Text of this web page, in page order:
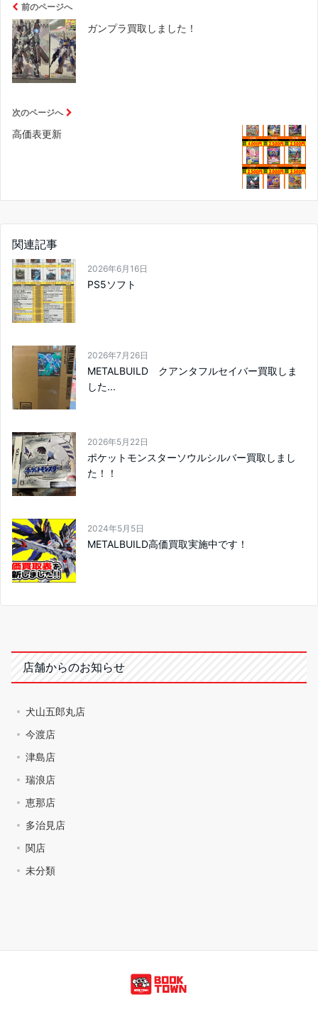
前のページへ
ガンプラ買取しました！
次のページへ
高価表更新
関連記事
2026年6月16日
PS5ソフト
2026年7月26日
METALBUILD クアンタフルセイバー買取しま
した...
2026年5月22日
ポケットモンスターソウルシルバー買取しまし
た！！
2024年5月5日
METALBUILD高価買取実施中です！
店舗からのお知らせ
犬山五郎丸店
今渡店
津島店
瑞浪店
恵那店
多治見店
関店
未分類